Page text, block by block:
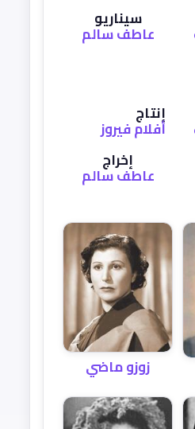
سيناريو
عاطف سالم
إنتاج
أفلام فيروز
إخراج
عاطف سالم
زوزو ماضي